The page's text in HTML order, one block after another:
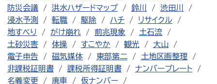
防災会議
洪水ハザードマップ 鈴川
渋田川
浸水予測
転職 駆除 ハチ
リサイクル
地すべり
がけ崩れ 前兆現象
土石流
土砂災害
体操 すこやか 観光
大山
電子申告
磁気媒体 東部第二
土地区画整理
非課税証明書
課税所得証明書
ナンバープレート
名義変更
廃車
仮ナンバー